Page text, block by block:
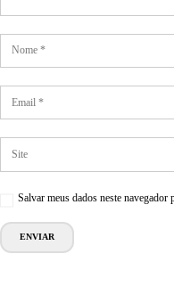
Salvar meus dados neste navegador